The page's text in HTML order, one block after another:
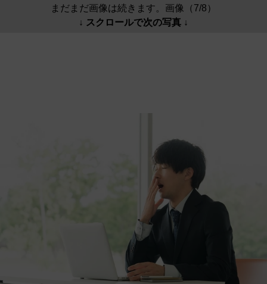
まだまだ画像は続きます。画像（7/8）
↓ スクロールで次の写真 ↓